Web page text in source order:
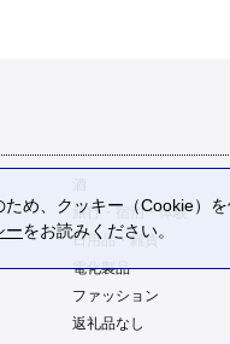
旅行・宿泊・体験
日用品・雑貨
電化製品
ファッション
返礼品なし
め、クッキー（Cookie）
ーをお読みください。